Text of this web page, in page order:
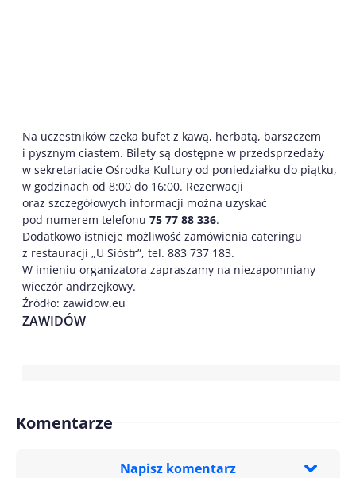
Na uczestników czeka bufet z kawą, herbatą, barszczem
i pysznym ciastem. Bilety są dostępne w przedsprzedaży
w sekretariacie Ośrodka Kultury od poniedziałku do piątku,
w godzinach od 8:00 do 16:00. Rezerwacji
oraz szczegółowych informacji można uzyskać
pod numerem telefonu 75 77 88 336.
Dodatkowo istnieje możliwość zamówienia cateringu
z restauracji „U Sióstr”, tel. 883 737 183.
W imieniu organizatora zapraszamy na niezapomniany
wieczór andrzejkowy.
Źródło: zawidow.eu
ZAWIDÓW
Komentarze
Napisz komentarz